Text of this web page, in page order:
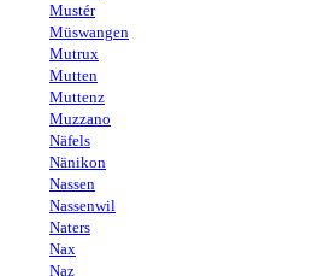
Mustér
Müswangen
Mutrux
Mutten
Muttenz
Muzzano
Näfels
Nänikon
Nassen
Nassenwil
Naters
Nax
Naz